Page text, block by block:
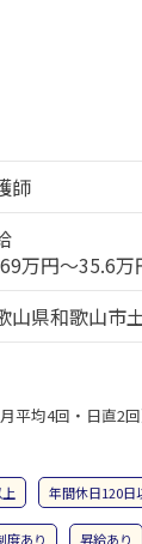
師
万円～35.6万
山県和歌山市
平均4回・日直
年間休日120日
度あり 昇給あり